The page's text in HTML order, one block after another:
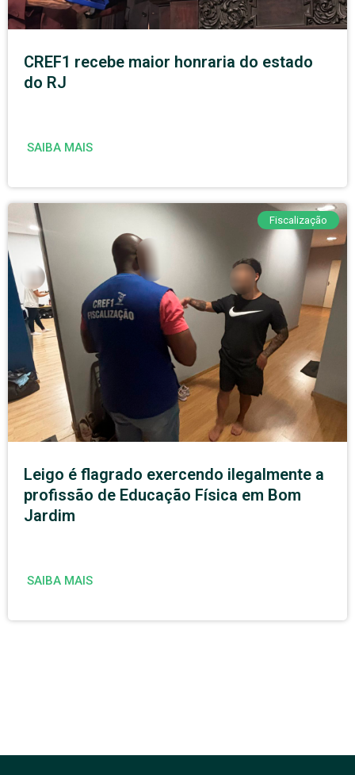
CREF1 recebe maior honraria do estado
do RJ
SAIBA MAIS
Fiscalização
Leigo é flagrado exercendo ilegalmente a
profissão de Educação Física em Bom
Jardim
SAIBA MAIS